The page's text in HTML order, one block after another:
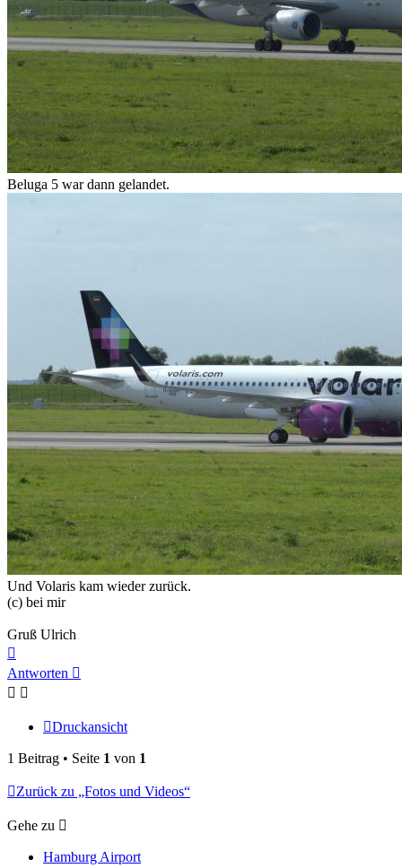
Beluga 5 war dann gelandet.
Und Volaris kam wieder zurück.
(c) bei mir
Gruß Ulrich
oben
Antworten
Druckansicht
1 Beitrag • Seite 1 von 1
Zurück zu „Fotos und Videos“
Gehe zu
Hamburg Airport